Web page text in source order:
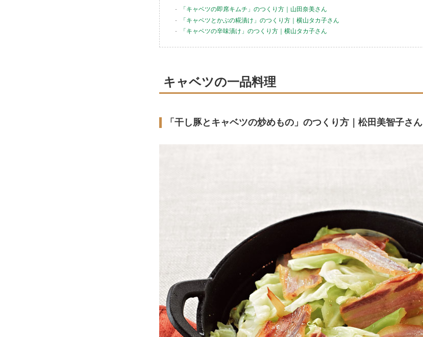
「キャベツの即席キムチ」のつくり方｜山田奈美さん
「キャベツとかぶの糀漬け」のつくり方｜横山タカ子さん
「キャベツの辛味漬け」のつくり方｜横山タカ子さん
キャベツの一品料理
「干し豚とキャベツの炒めもの」のつくり方｜松田美智子さん